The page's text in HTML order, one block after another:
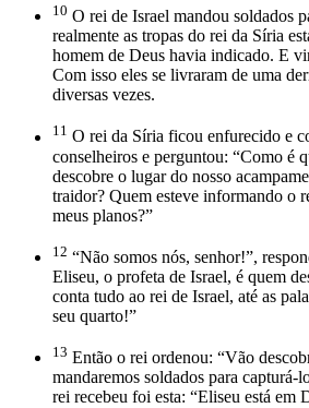
10 O rei de Israel mandou soldados
realmente as tropas do rei da Síria
homem de Deus havia indicado. E
Com isso eles se livraram de uma
diversas vezes.
11 O rei da Síria ficou enfurecido e
conselheiros e perguntou: “Como é
descobre o lugar do nosso
traidor? Quem esteve informando o
meus planos?”
12 “Não somos nós, senhor!”,
Eliseu, o profeta de Israel, é quem
conta tudo ao rei de Israel, até as
seu quarto!”
13 Então o rei ordenou: “Vão
mandaremos soldados para capturá-
rei recebeu foi esta: “Eliseu está em